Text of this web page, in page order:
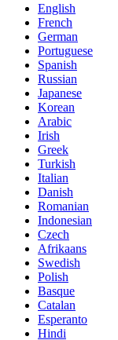
English
French
German
Portuguese
Spanish
Russian
Japanese
Korean
Arabic
Irish
Greek
Turkish
Italian
Danish
Romanian
Indonesian
Czech
Afrikaans
Swedish
Polish
Basque
Catalan
Esperanto
Hindi